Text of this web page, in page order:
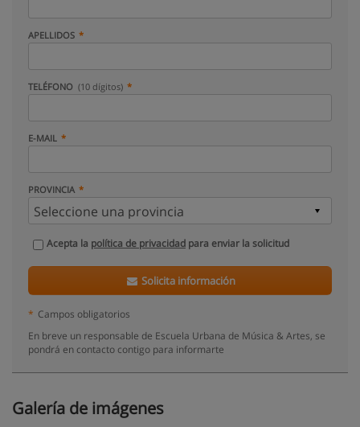
APELLIDOS
TELÉFONO (10 dígitos)
E-MAIL
PROVINCIA
Acepta la política de privacidad para enviar la solicitud
Solicita información
* Campos obligatorios
En breve un responsable de Escuela Urbana de Música & Artes, se
pondrá en contacto contigo para informarte
Galería de imágenes